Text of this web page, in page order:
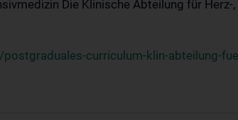
Die Klinische Abteilung für
curriculum-klin-abteilung-